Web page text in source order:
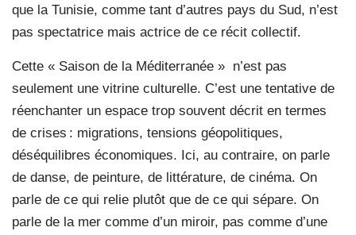
que la Tunisie, comme tant d’autres pays du Sud, n’est
pas spectatrice mais actrice de ce récit collectif.
Cette « Saison de la Méditerranée » n’est pas
seulement une vitrine culturelle. C’est une tentative de
réenchanter un espace trop souvent décrit en termes
de crises : migrations, tensions géopolitiques,
déséquilibres économiques. Ici, au contraire, on parle
de danse, de peinture, de littérature, de cinéma. On
parle de ce qui relie plutôt que de ce qui sépare. On
parle de la mer comme d’un miroir, pas comme d’une